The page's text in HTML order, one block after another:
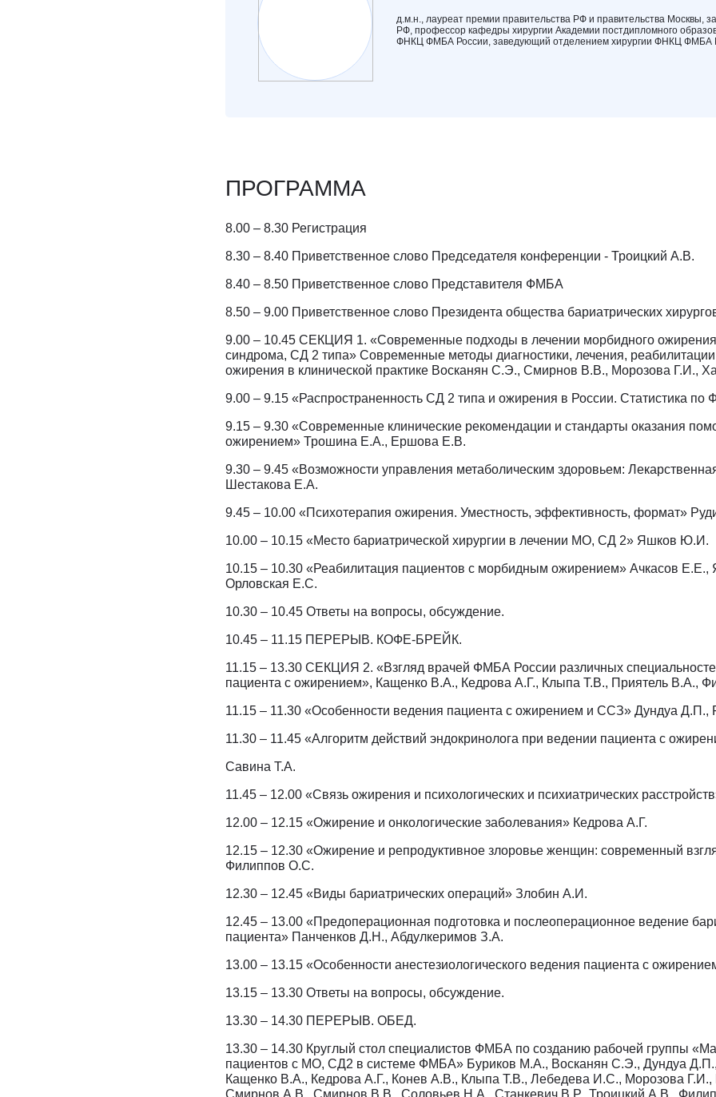
д.м.н., лауреат премии правительства РФ и правительства Москвы,
РФ, профессор кафедры хирургии Академии постдипломного
ФНКЦ ФМБА России, заведующий отделением хирургии ФНКЦ ФМБА
ПРОГРАММА
8.00 – 8.30 Регистрация
8.30 – 8.40 Приветственное слово Председателя конференции - Троицкий А.В.
8.40 – 8.50 Приветственное слово Представителя ФМБА
8.50 – 9.00 Приветственное слово Президента общества бариатрических
9.00 – 10.45 СЕКЦИЯ 1. «Современные подходы в лечении морбидного
синдрома, СД 2 типа» Современные методы диагностики, лечения,
ожирения в клинической практике Восканян С.Э., Смирнов В.В., Морозова Г.И.,
9.00 – 9.15 «Распространенность СД 2 типа и ожирения в России. Статистика
9.15 – 9.30 «Современные клинические рекомендации и стандарты оказания
ожирением» Трошина Е.А., Ершова Е.В.
9.30 – 9.45 «Возможности управления метаболическим здоровьем:
Шестакова Е.А.
9.45 – 10.00 «Психотерапия ожирения. Уместность, эффективность, формат»
10.00 – 10.15 «Место бариатрической хирургии в лечении МО, СД 2» Яшков Ю.И.
10.15 – 10.30 «Реабилитация пациентов с морбидным ожирением» Ачкасов
Орловская Е.С.
10.30 – 10.45 Ответы на вопросы, обсуждение.
10.45 – 11.15 ПЕРЕРЫВ. КОФЕ-БРЕЙК.
11.15 – 13.30 СЕКЦИЯ 2. «Взгляд врачей ФМБА России различных
пациента с ожирением», Кащенко В.А., Кедрова А.Г., Клыпа Т.В., Приятель В.А.,
11.15 – 11.30 «Особенности ведения пациента с ожирением и CCЗ» Дундуа Д.П.,
11.30 – 11.45 «Алгоритм действий эндокринолога при ведении пациента с
Савина Т.А.
11.45 – 12.00 «Связь ожирения и психологических и психиатрических
12.00 – 12.15 «Ожирение и онкологические заболевания» Кедрова А.Г.
12.15 – 12.30 «Ожирение и репродуктивное злоровье женщин: современный
Филиппов О.С.
12.30 – 12.45 «Виды бариатрических операций» Злобин А.И.
12.45 – 13.00 «Предоперационная подготовка и послеоперационное ведение
пациента» Панченков Д.Н., Абдулкеримов З.А.
13.00 – 13.15 «Особенности анестезиологического ведения пациента с
13.15 – 13.30 Ответы на вопросы, обсуждение.
13.30 – 14.30 ПЕРЕРЫВ. ОБЕД.
13.30 – 14.30 Круглый стол специалистов ФМБА по созданию рабочей группы
пациентов с МО, СД2 в системе ФМБА» Буриков М.А., Восканян С.Э., Дундуа
Кащенко В.А., Кедрова А.Г., Конев А.В., Клыпа Т.В., Лебедева И.С., Морозова Г.И.,